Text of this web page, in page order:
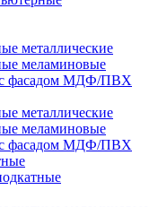
металлические
меламиновые
фасадом МДФ/ПВХ
металлические
меламиновые
фасадом МДФ/ПВХ